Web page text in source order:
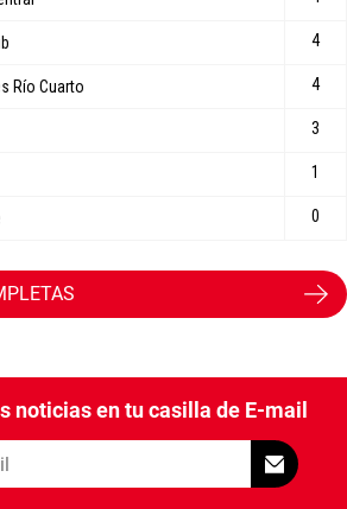
noticias en tu casilla de E-mail